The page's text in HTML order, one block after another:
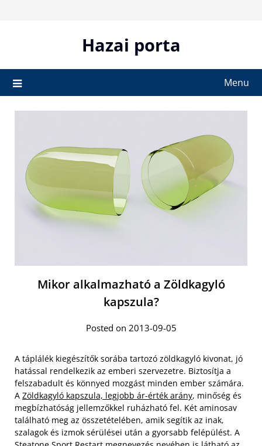
Hazai porta
Menu
Mikor alkalmazható a Zöldkagyló
kapszula?
Posted on 2013-09-05
A táplálék kiegészítők sorába tartozó zöldkagyló kivonat, jó
hatással rendelkezik az emberi szervezetre. Biztosítja a
felszabadult és könnyed mozgást minden ember számára.
A Zöldkagyló kapszula, legjobb ár-érték arány, minőség és
megbízhatóság jellemzőkkel ruházható fel. Két aminosav
található meg az összetételében, amik segítik az inak,
szalagok és izmok sérülései után a gyorsabb felépülést. A